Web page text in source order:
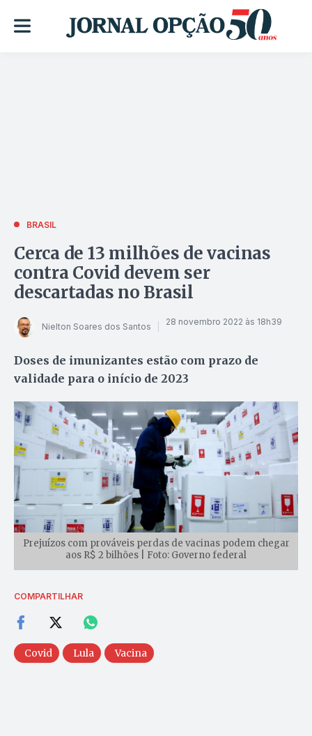
BRASIL
Cerca de 13 milhões de vacinas
contra Covid devem ser
descartadas no Brasil
Nielton Soares dos Santos 28 novembro 2022 às 18h39
Doses de imunizantes estão com prazo de
validade para o início de 2023
Prejuízos com prováveis perdas de vacinas podem chegar
aos R$ 2 bilhões | Foto: Governo federal
COMPARTILHAR
Covid Lula Vacina